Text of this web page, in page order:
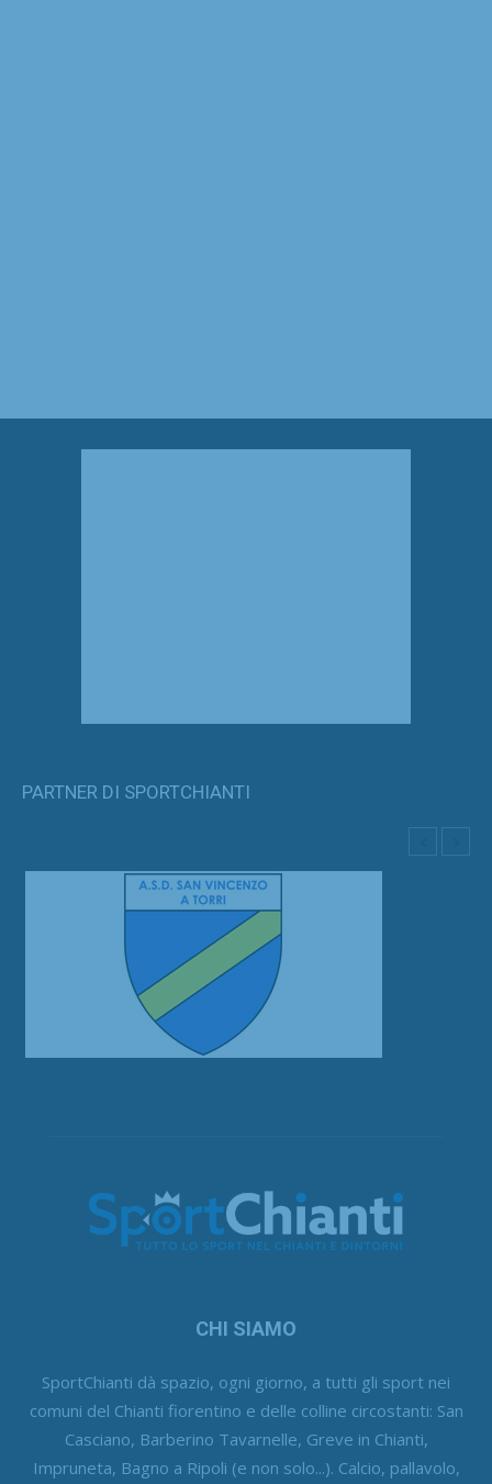
PARTNER DI SPORTCHIANTI
CHI SIAMO
SportChianti dà spazio, ogni giorno, a tutti gli sport nei
comuni del Chianti fiorentino e delle colline circostanti: San
Casciano, Barberino Tavarnelle, Greve in Chianti,
Impruneta, Bagno a Ripoli (e non solo...). Calcio, pallavolo,